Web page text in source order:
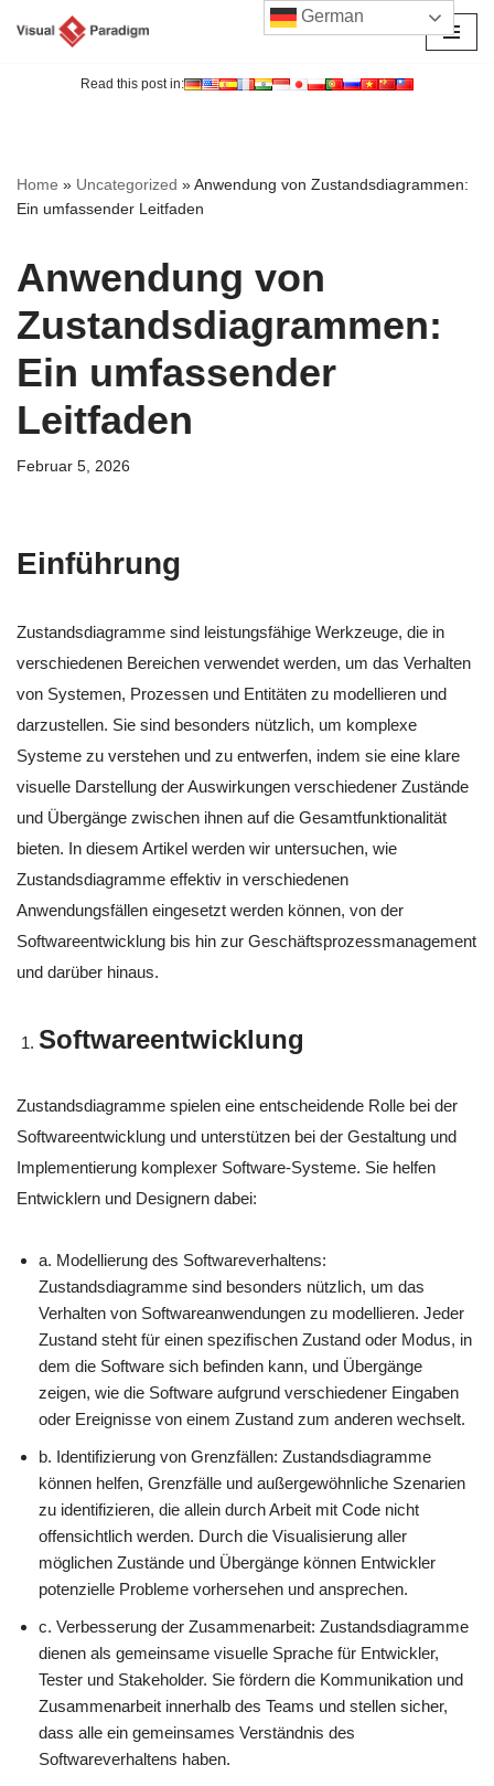
Read this post in:
Home » Uncategorized »Anwendung von Zustandsdiagrammen:
Ein umfassender Leitfaden
Anwendung von
Zustandsdiagrammen:
Ein umfassender
Leitfaden
Februar 5, 2026
Einführung
Zustandsdiagramme sind leistungsfähige Werkzeuge, die in
verschiedenen Bereichen verwendet werden, um das Verhalten
von Systemen, Prozessen und Entitäten zu modellieren und
darzustellen. Sie sind besonders nützlich, um komplexe
Systeme zu verstehen und zu entwerfen, indem sie eine klare
visuelle Darstellung der Auswirkungen verschiedener Zustände
und Übergänge zwischen ihnen auf die Gesamtfunktionalität
bieten. In diesem Artikel werden wir untersuchen, wie
Zustandsdiagramme effektiv in verschiedenen
Anwendungsfällen eingesetzt werden können, von der
Softwareentwicklung bis hin zur Geschäftsprozessmanagement
und darüber hinaus.
Softwareentwicklung
Zustandsdiagramme spielen eine entscheidende Rolle bei der
Softwareentwicklung und unterstützen bei der Gestaltung und
Implementierung komplexer Software-Systeme. Sie helfen
Entwicklern und Designern dabei:
a. Modellierung des Softwareverhaltens:
Zustandsdiagramme sind besonders nützlich, um das
Verhalten von Softwareanwendungen zu modellieren. Jeder
Zustand steht für einen spezifischen Zustand oder Modus, in
dem die Software sich befinden kann, und Übergänge
zeigen, wie die Software aufgrund verschiedener Eingaben
oder Ereignisse von einem Zustand zum anderen wechselt.
b. Identifizierung von Grenzfällen: Zustandsdiagramme
können helfen, Grenzfälle und außergewöhnliche Szenarien
zu identifizieren, die allein durch Arbeit mit Code nicht
offensichtlich werden. Durch die Visualisierung aller
möglichen Zustände und Übergänge können Entwickler
potenzielle Probleme vorhersehen und ansprechen.
c. Verbesserung der Zusammenarbeit: Zustandsdiagramme
dienen als gemeinsame visuelle Sprache für Entwickler,
Tester und Stakeholder. Sie fördern die Kommunikation und
Zusammenarbeit innerhalb des Teams und stellen sicher,
dass alle ein gemeinsames Verständnis des
Softwareverhaltens haben.
German